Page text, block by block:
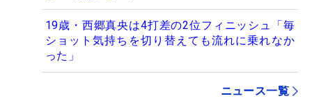
19歳・西郷真央は4打差の2位フィニッシュ「毎
ショット気持ちを切り替えても流れに乗れなか
った」
ニュース一覧